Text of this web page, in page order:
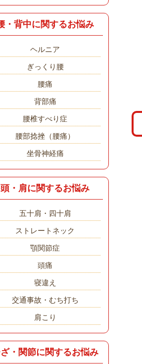
・背中に関するお悩み
ヘルニア
ぎっくり腰
腰痛
背部痛
腰椎すべり症
腰部捻挫（腰痛）
坐骨神経痛
頭・肩に関するお悩み
五十肩・四十肩
ストレートネック
顎関節症
頭痛
寝違え
交通事故・むち打ち
肩こり
・関節に関するお悩み